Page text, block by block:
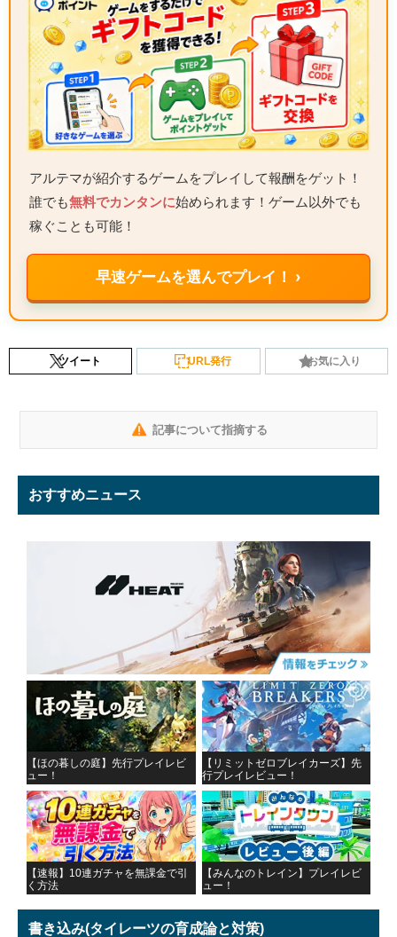
アルテマが紹介するゲームをプレイして報酬をゲット！
誰でも無料でカンタンに始められます！ゲーム以外でも
稼ぐことも可能！
早速ゲームを選んでプレイ！ ›
ツイート URL発行 お気に入り
記事について指摘する
おすすめニュース
【ほの暮しの庭】先行プレイレビ
ュー！
【リミットゼロブレイカーズ】先
行プレイレビュー！
【速報】10連ガチャを無課金で引
く方法
【みんなのトレイン】プレイレビ
ュー！
書き込み(タイレーツの育成論と対策)